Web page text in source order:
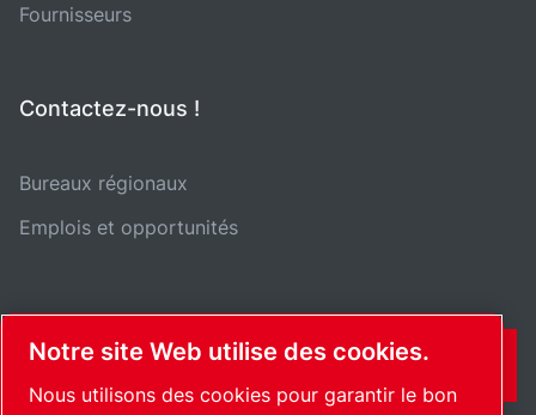
Fournisseurs
Contactez-nous !
Bureaux régionaux
Emplois et opportunités
CONTACT
Notre site Web utilise des cookies.
Nous utilisons des cookies pour garantir le bon